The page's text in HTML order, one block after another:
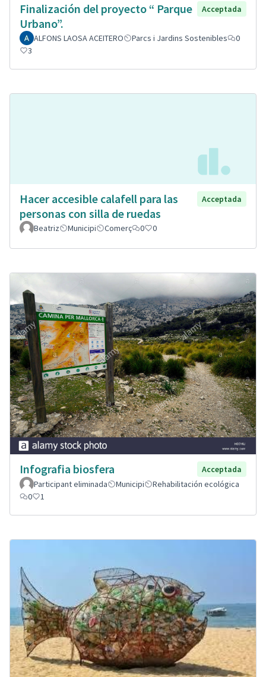
Finalización del proyecto “ Parque
Urbano”.
Acceptada
ALFONS LAOSA ACEITERO Parcs i Jardins Sostenibles
0
3
Hacer accesible calafell para las
personas con silla de ruedas
Acceptada
Beatriz Municipi Comerç 0 0
Infografia biosfera
Acceptada
Participant eliminada
Municipi
Rehabilitación ecológica
0
1